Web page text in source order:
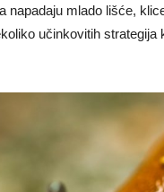
napadaju mlado lišće,
učinkovitih